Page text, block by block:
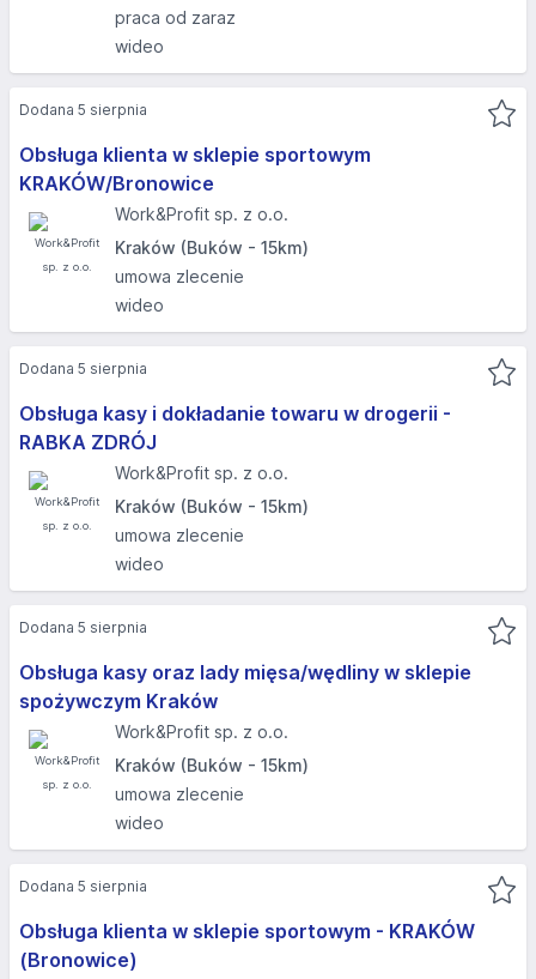
praca od zaraz
wideo
Obsługa klienta w sklepie sportowym
KRAKÓW/Bronowice
Work&Profit sp. z o.o.
Kraków (Buków - 15km)
umowa zlecenie
wideo
Dodana 5 sierpnia
Obsługa kasy i dokładanie towaru w drogerii -
RABKA ZDRÓJ
Work&Profit sp. z o.o.
Kraków (Buków - 15km)
umowa zlecenie
wideo
Dodana 5 sierpnia
Obsługa kasy oraz lady mięsa/wędliny w sklepie
spożywczym Kraków
Work&Profit sp. z o.o.
Kraków (Buków - 15km)
umowa zlecenie
wideo
Dodana 5 sierpnia
Obsługa klienta w sklepie sportowym - KRAKÓW
(Bronowice)
Dodana 5 sierpnia